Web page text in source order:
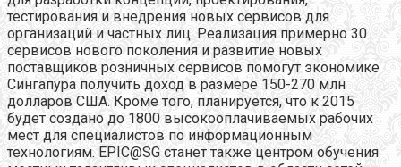
тестирования и внедрения новых сервисов для
организаций и частных лиц. Реализация примерно 30
сервисов нового поколения и развитие новых
поставщиков розничных сервисов помогут экономике
Сингапура получить доход в размере 150-270 млн
долларов США. Кроме того, планируется, что к 2015
будет создано до 1800 высокооплачиваемых рабочих
мест для специалистов по информационным
технологиям. EPIC@SG станет также центром обучения